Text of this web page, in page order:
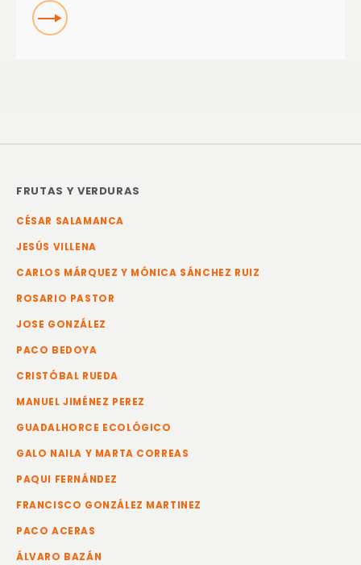
Read more about Nuevo producto: ¡ ANCHOAS !
FRUTAS Y VERDURAS
CÉSAR SALAMANCA
JESÚS VILLENA
CARLOS MÁRQUEZ Y MÓNICA SÁNCHEZ RUIZ
ROSARIO PASTOR
JOSE GONZÁLEZ
PACO BEDOYA
CRISTÓBAL RUEDA
MANUEL JIMÉNEZ PEREZ
GUADALHORCE ECOLÓGICO
GALO NAILA Y MARTA CORREAS
PAQUI FERNÁNDEZ
FRANCISCO GONZÁLEZ MARTINEZ
PACO ACERAS
ÁLVARO BAZÁN